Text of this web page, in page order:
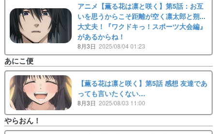
アニメ【薫る花は凛と咲く】第5話：お互
いを思うからこそ距離が空く凛太郎と朔...
大丈夫！『ワクドキっ！スポーツ大会編』
があるからね！
8月3日 2025/08/04 01:23
あにこ便
【薫る花は凛と咲く】第5話 感想 友達であ
っても言いたくない…
8月3日 2025/08/03 11:00
やらおん！